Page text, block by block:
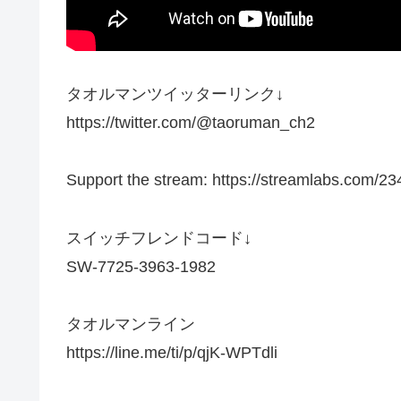
タオルマンツイッターリンク↓
https://twitter.com/@taoruman_ch2
Support the stream: https://streamlabs.com/
スイッチフレンドコード↓
SW-7725-3963-1982
タオルマンライン
https://line.me/ti/p/qjK-WPTdli